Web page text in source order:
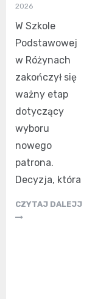
2026
W Szkole
Podstawowej
w Różynach
zakończył się
ważny etap
dotyczący
wyboru
nowego
patrona.
Decyzja, która
CZYTAJ DALEJJ